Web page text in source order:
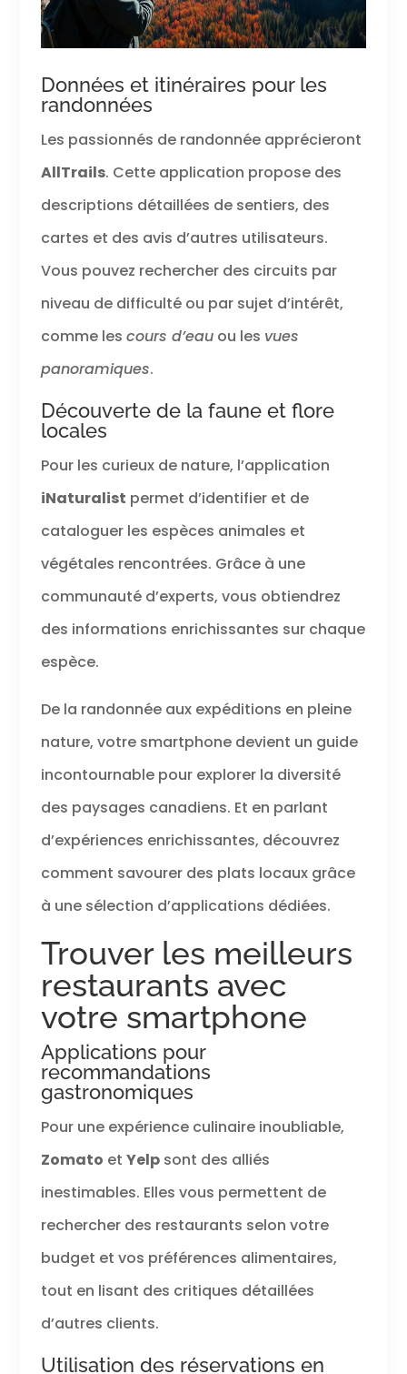
Données et itinéraires pour les
randonnées
Les passionnés de randonnée apprécieront
AllTrails. Cette application propose des
descriptions détaillées de sentiers, des
cartes et des avis d’autres utilisateurs.
Vous pouvez rechercher des circuits par
niveau de difficulté ou par sujet d’intérêt,
comme les cours d’eauou les vues
panoramiques.
Découverte de la faune et flore
locales
Pour les curieux de nature, l’application
iNaturalist permet d’identifier et de
cataloguer les espèces animales et
végétales rencontrées. Grâce à une
communauté d’experts, vous obtiendrez
des informations enrichissantes sur chaque
espèce.
De la randonnée aux expéditions en pleine
nature, votre smartphone devient un guide
incontournable pour explorer la diversité
des paysages canadiens. Et en parlant
d’expériences enrichissantes, découvrez
comment savourer des plats locaux grâce
à une sélection d’applications dédiées.
Trouver les meilleurs
restaurants avec
votre smartphone
Applications pour
recommandations
gastronomiques
Pour une expérience culinaire inoubliable,
Zomato et Yelpsont des alliés
inestimables. Elles vous permettent de
rechercher des restaurants selon votre
budget et vos préférences alimentaires,
tout en lisant des critiques détaillées
d’autres clients.
Utilisation des réservations en